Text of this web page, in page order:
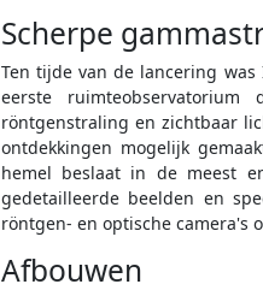
Scherpe
Ten tijde van de lancering
eerste
röntgenstraling en zichtbaar
ontdekkingen mogelijk
hemel beslaat in de meest
gedetailleerde beelden en
röntgen- en optische camera's
Afbouwen